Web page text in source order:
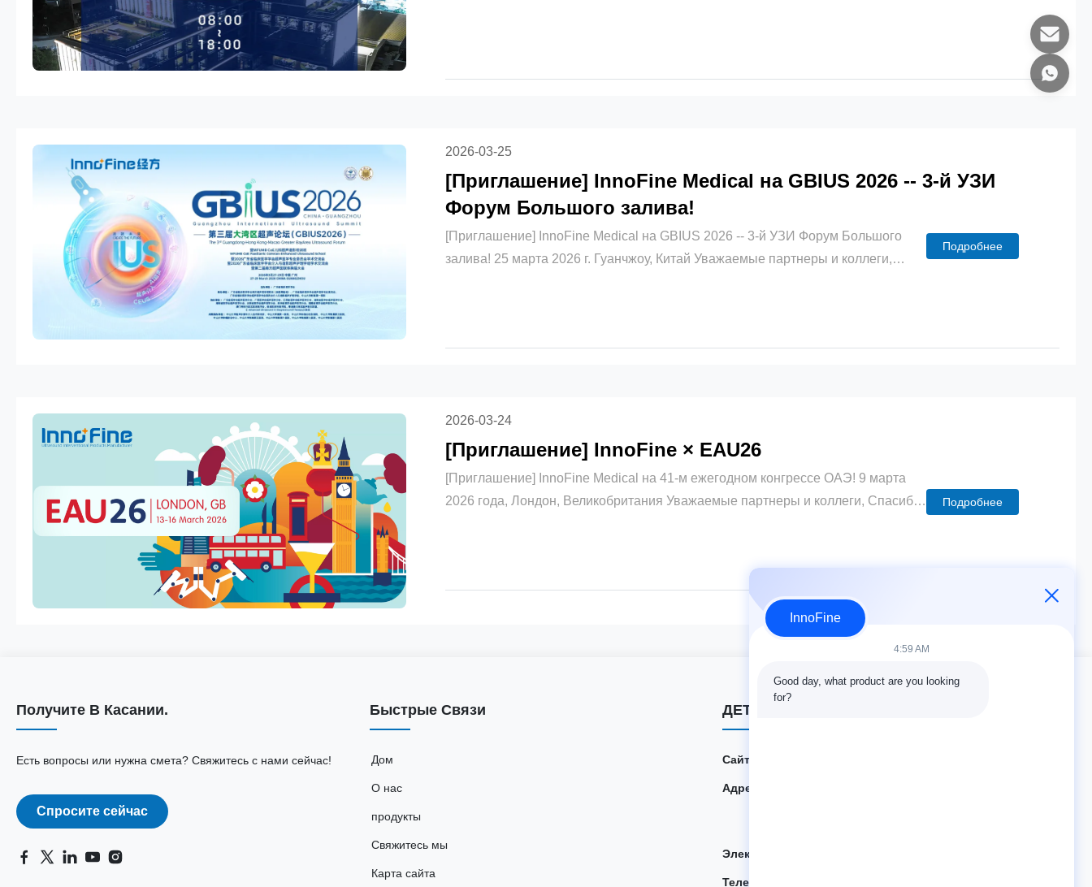
2026-03-25
[Приглашение] InnoFine Medical на GBIUS 2026 -- 3-й УЗИ
Форум Большого залива!
[Приглашение] InnoFine Medical на GBIUS 2026 -- 3-й УЗИ Форум Большого
залива! 25 марта 2026 г. Гуанчжоу, Китай Уважаемые партнеры и коллеги,
Подробнее
2026-03-24
[Приглашение] InnoFine × EAU26
[Приглашение] InnoFine Medical на 41-м ежегодном конгрессе ОАЭ! 9 марта
2026 года, Лондон, Великобритания Уважаемые партнеры и коллеги, Спасибо
Подробнее
Получите В Касании.
Есть вопросы или нужна смета? Свяжитесь с нами сейчас!
Спросите сейчас
Быстрые Связи
Дом
О нас
продукты
Свяжитесь мы
Карта сайта
ДЕТАЛИ КОНТАКТА
Сайт:
Адрес:
Электронная почта:
Телефон:
InnoFine
4:59 AM
Good day, what product are you looking
for?